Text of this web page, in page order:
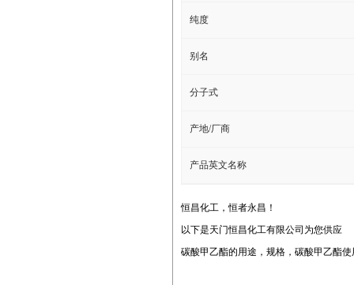
纯度
别名
分子式
产地/厂商
产品英文名称
恒昌化工，恒者永昌！
以下是天门恒昌化工有限公司为您供应
碳酸甲乙酯的用途，规格，碳酸甲乙酯